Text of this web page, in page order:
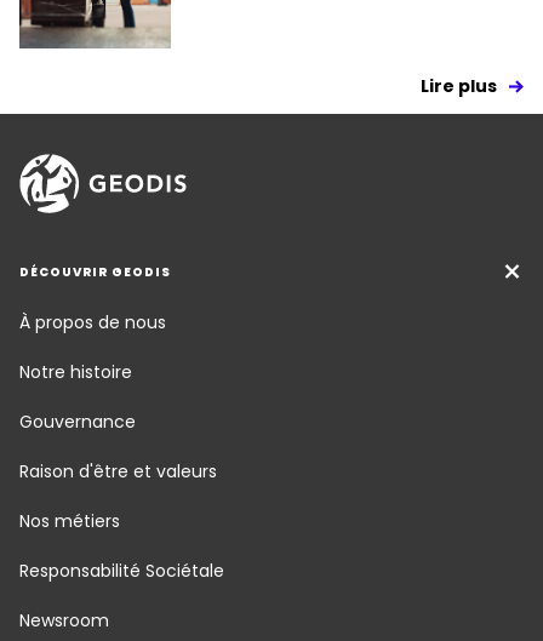
Lire plus
DÉCOUVRIR GEODIS
À propos de nous
Notre histoire
Gouvernance
Raison d'être et valeurs
Nos métiers
Responsabilité Sociétale
Newsroom